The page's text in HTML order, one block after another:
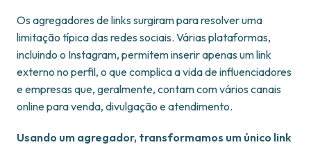
Os agregadores de links surgiram para resolver uma
limitação típica das redes sociais. Várias plataformas,
incluindo o Instagram, permitem inserir apenas um link
externo no perfil, o que complica a vida de influenciadores
e empresas que, geralmente, contam com vários canais
online para venda, divulgação e atendimento.
Usando um agregador, transformamos um único link